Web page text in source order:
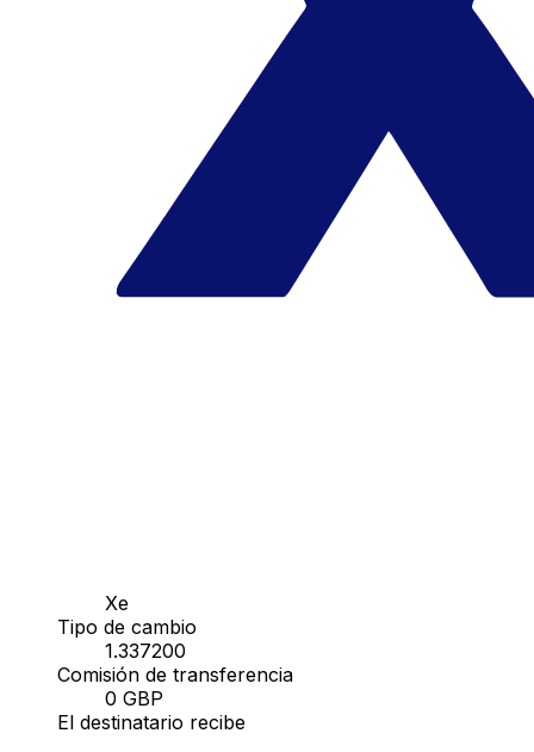
Xe
Tipo de cambio
1.337200
Comisión de transferencia
0 GBP
El destinatario recibe